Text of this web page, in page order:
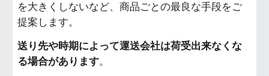
を大きくしないなど、商品ごとの最良な手段をご
提案します。
送り先や時期によって運送会社は荷受出来なくな
る場合があります。